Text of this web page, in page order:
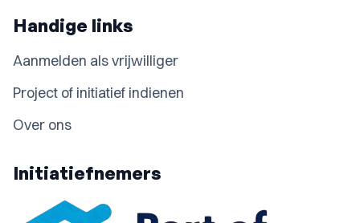
Handige links
Aanmelden als vrijwilliger
Project of initiatief indienen
Over ons
Initiatiefnemers